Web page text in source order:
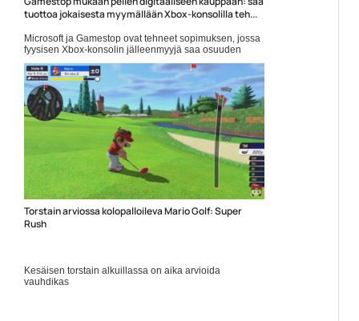
tuottoa jokaisesta myymällään Xbox-konsolilla teh...
Microsoft ja Gamestop ovat tehneet sopimuksen, jossa
fyysisen Xbox-konsolin jälleenmyyjä saa osuuden
kyseisellä konsolilla tehdyistä digitaalisista ostoksista.
Kyseessä... ]]> Lue koko artikkeli:
https://www.gamereactor.fi/uutiset/792703/Gamesto...
Yleinen
Torstain arviossa kolopalloileva Mario Golf: Super
Rush
Kesäisen torstain alkuillassa on aika arvioida
vauhdikas